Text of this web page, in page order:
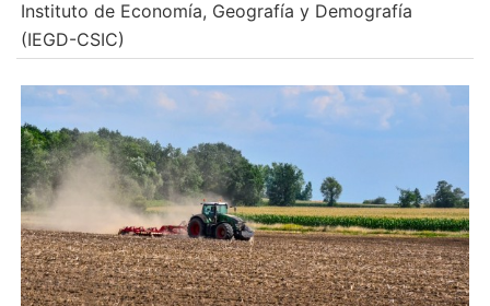
Instituto de Economía, Geografía y Demografía
(IEGD-CSIC)